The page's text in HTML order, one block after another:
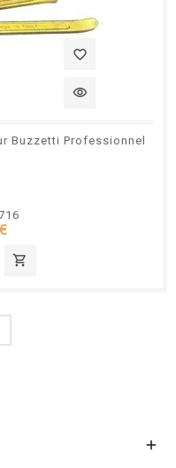
favorite_border
visibility
Buzzetti Professionnel
shopping_cart
